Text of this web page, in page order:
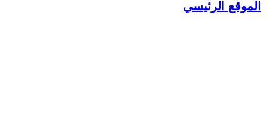
الموقع الرئيسي